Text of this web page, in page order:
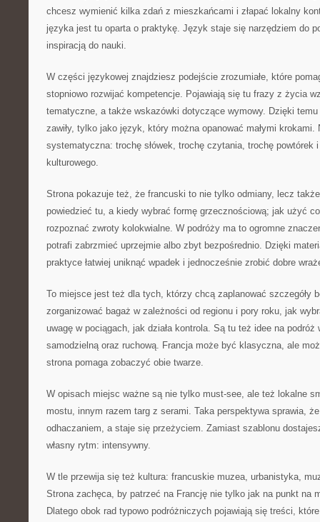
chcesz wymienić kilka zdań z mieszkańcami i złapać lokalny
języka jest tu oparta o praktykę. Język staje się narzędziem do
inspiracją do nauki.
W części językowej znajdziesz podejście zrozumiałe, które
stopniowo rozwijać kompetencje. Pojawiają się tu frazy z życia
tematyczne, a także wskazówki dotyczące wymowy. Dzięki
zawiły, tylko jako język, który można opanować małymi krokami.
systematyczna: trochę słówek, trochę czytania, trochę powtórek
kulturowego.
Strona pokazuje też, że francuski to nie tylko odmiany, lecz
powiedzieć tu, a kiedy wybrać formę grzecznościową; jak użyć
rozpoznać zwroty kolokwialne. W podróży ma to ogromne
potrafi zabrzmieć uprzejmie albo zbyt bezpośrednio. Dzięki
praktyce łatwiej uniknąć wpadek i jednocześnie zrobić dobre
To miejsce jest też dla tych, którzy chcą zaplanować szczegóły
zorganizować bagaż w zależności od regionu i pory roku, jak
uwagę w pociągach, jak działa kontrola. Są tu też idee na podróż
samodzielną oraz ruchową. Francja może być klasyczna, ale
strona pomaga zobaczyć obie twarze.
W opisach miejsc ważne są nie tylko must-see, ale też lokalne
mostu, innym razem targ z serami. Taka perspektywa sprawia,
odhaczaniem, a staje się przeżyciem. Zamiast szablonu
własny rytm: intensywny.
W tle przewija się też kultura: francuskie muzea, urbanistyka,
Strona zachęca, by patrzeć na Francję nie tylko jak na punkt na
Dlatego obok rad typowo podróżniczych pojawiają się treści,